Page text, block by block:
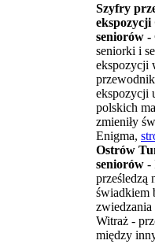
Szyfry
seniorów -
seniorki i
ekspozycji
ekspozycji
polskich
zmieniły
Enigma,
Ostrów
seniorów -
prześledzą
świadkiem
zwiedzania
Witraż -
między